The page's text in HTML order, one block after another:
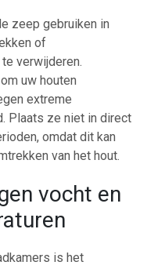
zeep gebruiken in
of
verwijderen.
uw houten
extreme
Plaats ze niet in direct
omdat dit kan
van het hout.
vocht en
is het